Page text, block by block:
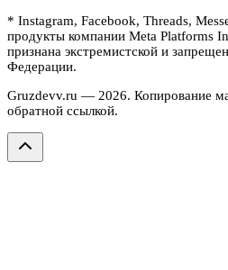
* Instagram, Facebook, Threads,
продукты компании Meta Platforms
признана экстремистской и
Федерации.
Gruzdevv.ru — 2026. Копирование
обратной ссылкой.